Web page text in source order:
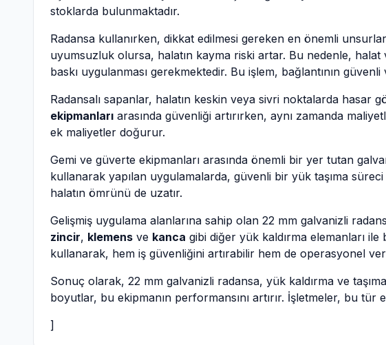
stoklarda bulunmaktadır.
Radansa kullanırken, dikkat edilmesi gereken en önemli
uyumsuzluk olursa, halatın kayma riski artar. Bu nedenle,
baskı uygulanması gerekmektedir. Bu işlem, bağlantının güvenli
Radansalı sapanlar, halatın keskin veya sivri noktalarda hasar
ekipmanları arasında güvenliği artırırken, aynı zamanda
ek maliyetler doğurur.
Gemi ve güverte ekipmanları arasında önemli bir yer tutan
kullanarak yapılan uygulamalarda, güvenli bir yük taşıma
halatın ömrünü de uzatır.
Gelişmiş uygulama alanlarına sahip olan 22 mm galvanizli
zincir, klemens ve kanca gibi diğer yük kaldırma elemanları
kullanarak, hem iş güvenliğini artırabilir hem de operasyonel
Sonuç olarak, 22 mm galvanizli radansa, yük kaldırma ve
boyutlar, bu ekipmanın performansını artırır. İşletmeler, bu
]